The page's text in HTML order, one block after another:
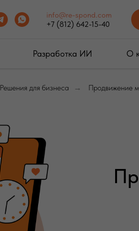
info@re-spond.com
+7 (812) 642-15-40
Разработка ИИ О
Решения для бизнеса → Продвижение